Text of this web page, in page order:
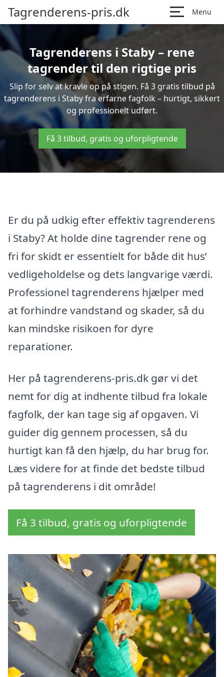
Tagrenderens-pris.dk Menu
Tagrenderens i Staby – rene
tagrender til den rigtige pris
Slip for selv at kravle op på stigen. Få 3 gratis tilbud på
tagrenderens i Staby fra erfarne fagfolk – hurtigt, sikkert
og professionelt udført.
Få 3 tilbud, gratis og uforpligtende
Er du på udkig efter effektiv tagrenderens
i Staby? At holde dine tagrender rene og
fri for skidt er essentielt for både dit hus’
vedligeholdelse og dets langvarige værdi.
Professionel tagrenderens hjælper med
at forhindre vandstand og skader, så du
kan mindske risikoen for dyre
reparationer.
Her på tagrenderens-pris.dk gør vi det
nemt for dig at indhente tilbud fra lokale
fagfolk, der kan tage sig af opgaven. Vi
guider dig gennem processen, så du
hurtigt kan få den hjælp, du har brug for.
Læs videre for at finde det bedste tilbud
på tagrenderens i dit område!
Få 3 tilbud, gratis og uforpligtende